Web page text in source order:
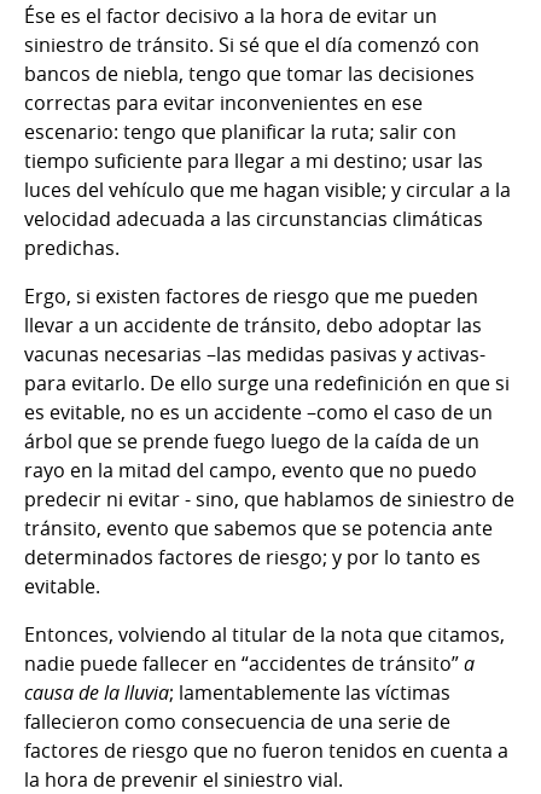
Ése es el factor decisivo a la hora de evitar un
siniestro de tránsito. Si sé que el día comenzó con
bancos de niebla, tengo que tomar las decisiones
correctas para evitar inconvenientes en ese
escenario: tengo que planificar la ruta; salir con
tiempo suficiente para llegar a mi destino; usar las
luces del vehículo que me hagan visible; y circular a la
velocidad adecuada a las circunstancias climáticas
predichas.
Ergo, si existen factores de riesgo que me pueden
llevar a un accidente de tránsito, debo adoptar las
vacunas necesarias –las medidas pasivas y activas-
para evitarlo. De ello surge una redefinición en que si
es evitable, no es un accidente –como el caso de un
árbol que se prende fuego luego de la caída de un
rayo en la mitad del campo, evento que no puedo
predecir ni evitar - sino, que hablamos de siniestro de
tránsito, evento que sabemos que se potencia ante
determinados factores de riesgo; y por lo tanto es
evitable.
Entonces, volviendo al titular de la nota que citamos,
nadie puede fallecer en “accidentes de tránsito”a
causa de la lluvia; lamentablemente las víctimas
fallecieron como consecuencia de una serie de
factores de riesgo que no fueron tenidos en cuenta a
la hora de prevenir el siniestro vial.